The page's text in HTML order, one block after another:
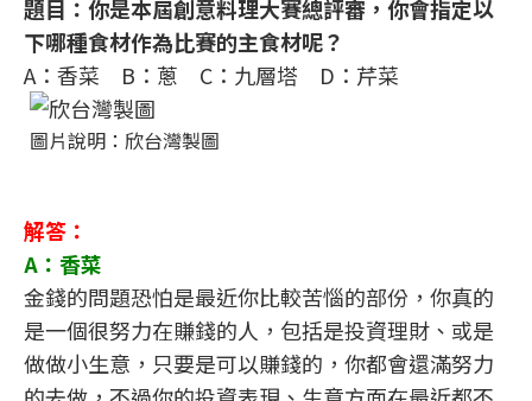
題目：你是本屆創意料理大賽總評審，你會指定以
下哪種食材作為比賽的主食材呢？
A：香菜 B：蔥 C：九層塔 D：芹菜
圖片說明：欣台灣製圖
解答：
A：香菜
金錢的問題恐怕是最近你比較苦惱的部份，你真的
是一個很努力在賺錢的人，包括是投資理財、或是
做做小生意，只要是可以賺錢的，你都會還滿努力